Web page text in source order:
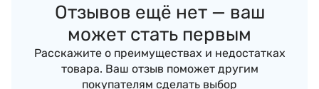
Отзывов ещё нет — ваш
может стать первым
Расскажите о преимуществах и недостатках
товара. Ваш отзыв поможет другим
покупателям сделать выбор